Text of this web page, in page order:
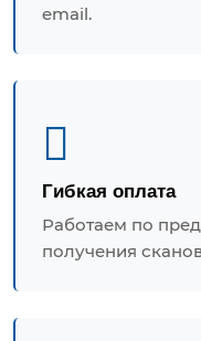
email.
Гибкая оплата
Работаем по
получения